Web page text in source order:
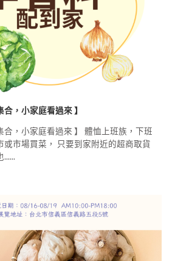
合，小家庭看過來 】
合，小家庭看過來 】 體恤上班族，下班
或市場買菜， 只要到家附近的超商取貨
......